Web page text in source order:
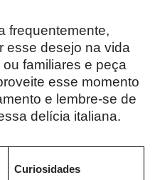
frequentemente,
esse desejo na vida
familiares e peça
esse momento
e lembre-se de
delícia italiana.
Curiosidades